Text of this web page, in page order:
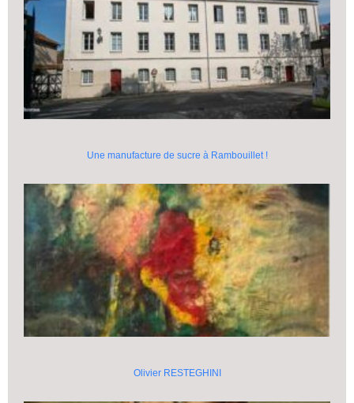
Une manufacture de sucre à Rambouillet !
Olivier RESTEGHINI